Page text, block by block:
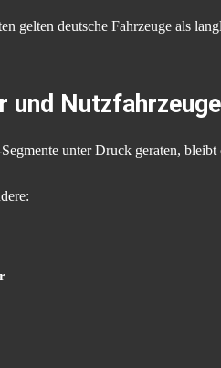
gelten deutsche Fahrzeuge als
und
unter Druck geraten,